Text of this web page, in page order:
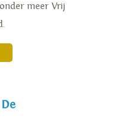
meer Vrij